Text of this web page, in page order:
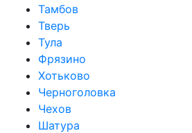
Тамбов
Тверь
Тула
Фрязино
Хотьково
Черноголовка
Чехов
Шатура